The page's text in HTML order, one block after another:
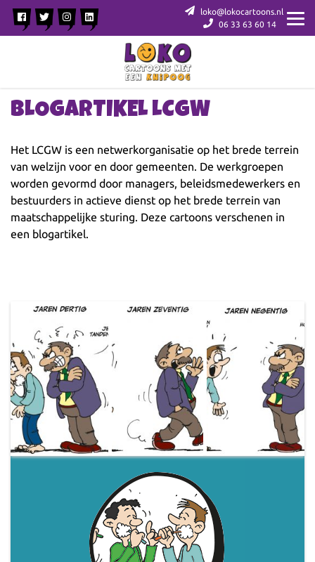
loko@lokocartoons.nl
06 33 63 60 14
BLOGARTIKEL LCGW
Het LCGW is een netwerkorganisatie op het brede terrein
van welzijn voor en door gemeenten. De werkgroepen
worden gevormd door managers, beleidsmedewerkers en
bestuurders in actieve dienst op het brede terrein van
maatschappelijke sturing. Deze cartoons verschenen in
een blogartikel.